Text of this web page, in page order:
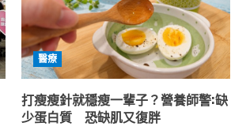
醫療
打瘦瘦針就穩瘦一輩子？營養師警:缺
少蛋白質 恐缺肌又復胖